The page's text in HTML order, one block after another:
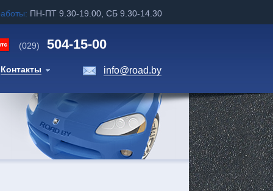
ПН-ПТ 9.30-19.00, СБ 9.30-14.30
(029) 504-15-00
Контакты info@road.by